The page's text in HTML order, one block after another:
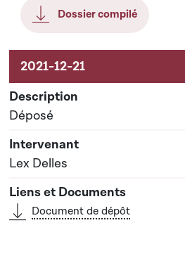
Dossier compilé
Aktivitéiten um Dossier
Déposé
Lex Delles
Document de dépôt